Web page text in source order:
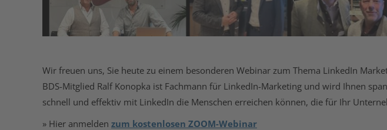
Wir freuen uns, Sie heute zu einem besonderen Webinar zum Thema LinkedIn
BDS-Mitglied Ralf Konopka ist Fachmann für LinkedIn-Marketing und wird Ihnen
schnell und effektiv mit LinkedIn die Menschen erreichen können, die für Ihr
» Hier anmelden zum kostenlosen ZOOM-Webinar